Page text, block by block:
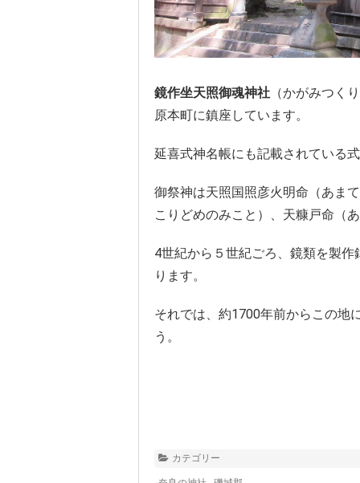
鏡作坐天照御魂神社 （かがみつく
原本町に鎮座しています。
延喜式神名帳にも記載されている
御祭神は天照国照彦火明命（あま
こりどめのみこと）、天糠戸命（
4世紀から５世紀ごろ、鏡類を製
ります。
それでは、約1700年前からこの地
う。
カテゴリー